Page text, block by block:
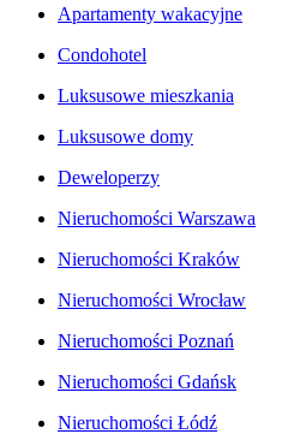
Apartamenty wakacyjne
Condohotel
Luksusowe mieszkania
Luksusowe domy
Deweloperzy
Nieruchomości Warszawa
Nieruchomości Kraków
Nieruchomości Wrocław
Nieruchomości Poznań
Nieruchomości Gdańsk
Nieruchomości Łódź